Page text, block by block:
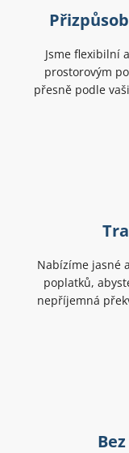
Jsme flexibilní
prostorovým
přesně podle
Nabízíme jasné
poplatků,
nepříjemná